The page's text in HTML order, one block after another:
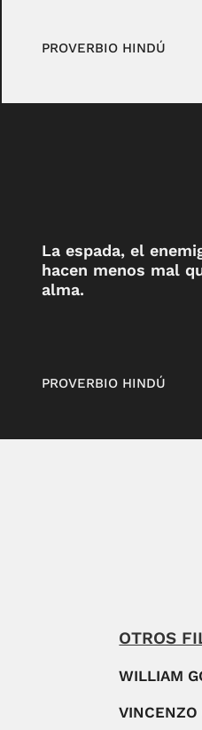
PROVERBIO HINDÚ
La espada, el
hacen menos mal
alma.
PROVERBIO HINDÚ
OTROS
WILLIAM
VINCENZO